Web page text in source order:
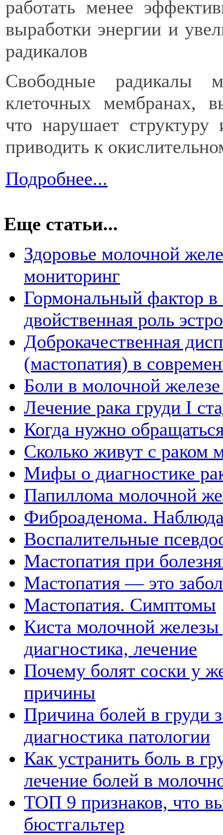
работать менее
выработки энергии и
радикалов
Свободные радикалы
клеточных мембранах,
что нарушает
приводить к
Подробнее...
Еще статьи...
Здоровье молочной
мониторинг
Гормональный фактор
двойственная роль
Доброкачественная
(мастопатия) в
Боли в молочной
Лечение рака груди I
Когда нужно
Сколько живут с раком
Мифы о диагностике
Папиллома молочной
Фиброаденома.
Воспалительные
Мастопатия при
Мастопатия — это
Мастопатия. Симптомы
Киста молочной
диагностика, лечение
Почему болят соски у
причины
Причина болей в груди
диагностика патологии
Как устранить боль в
лечение болей в
ТОП 9 признаков, что
бюстгальтер